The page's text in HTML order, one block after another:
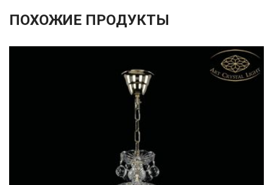
ПОХОЖИЕ ПРОДУКТЫ